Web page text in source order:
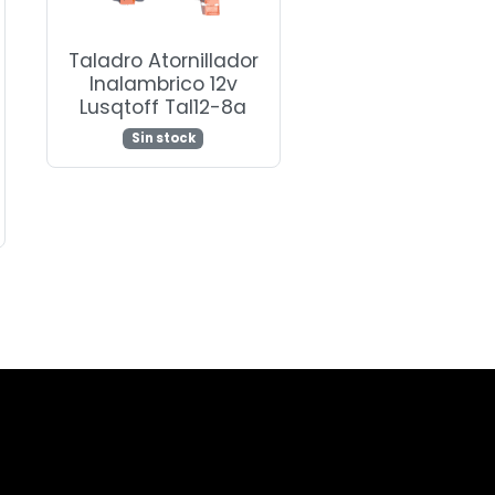
Taladro Atornillador
Inalambrico 12v
Lusqtoff Tal12-8a
Sin stock